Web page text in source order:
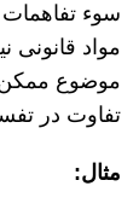
سوء تفاهمات
مواد قانونی
موضوع ممکن
تفاوت در
مثال: